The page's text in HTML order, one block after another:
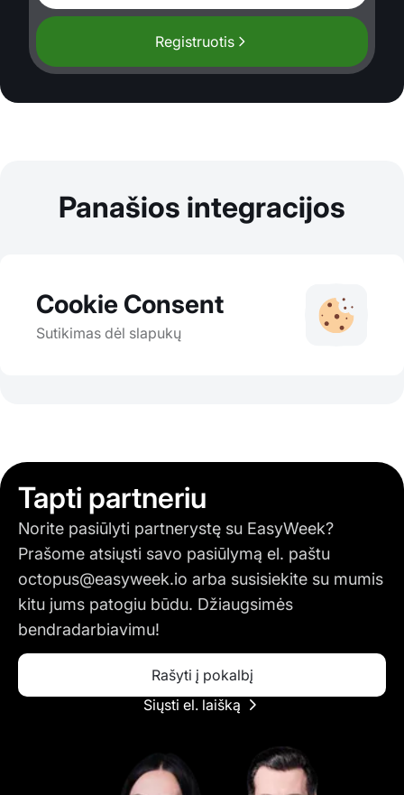
Registruotis
Panašios integracijos
Cookie Consent
Sutikimas dėl slapukų
Tapti partneriu
Norite pasiūlyti partnerystę su EasyWeek?
Prašome atsiųsti savo pasiūlymą el. paštu
octopus@easyweek.io arba susisiekite su mumis
kitu jums patogiu būdu. Džiaugsimės
bendradarbiavimu!
Rašyti į pokalbį
Siųsti el. laišką